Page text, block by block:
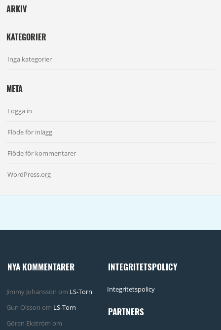
ARKIV
KATEGORIER
Inga kategorier
META
Logga in
Flöde för inlägg
Flöde för kommentarer
WordPress.org
NYA KOMMENTARER
Jimmy Johansson om LS-Torn
Gun Olsson om LS-Torn
Göran Ekström om
INTEGRITETSPOLICY
Integritetspolicy
PARTNERS